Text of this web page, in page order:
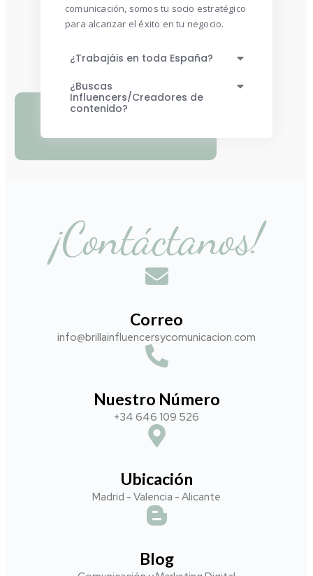
comunicación, somos tu socio estratégico
para alcanzar el éxito en tu negocio.
¿Trabajáis en toda España?
¿Buscas
Influencers/Creadores de
contenido?
¡Contáctanos!
Correo
info@brillainfluencersycomunicacion.com​
Nuestro Número
+34 646 109 526
Ubicación
Madrid - Valencia - Alicante
Blog